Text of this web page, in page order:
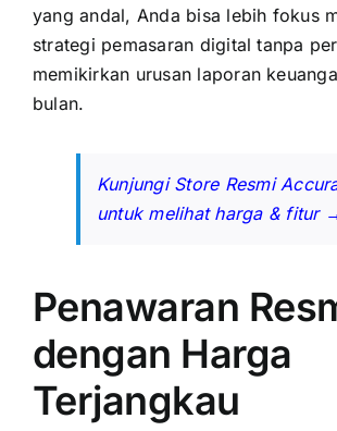
yang andal, Anda bisa lebih fokus
strategi pemasaran digital tanpa
memikirkan urusan laporan
bulan.
Kunjungi Store Resmi
untuk melihat harga & fitur
Penawaran
dengan Harga
Terjangkau